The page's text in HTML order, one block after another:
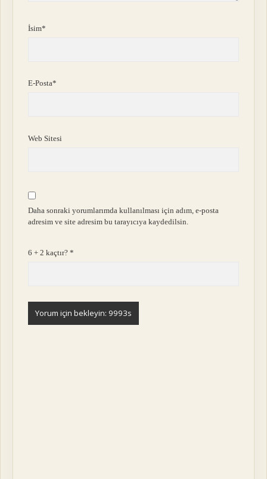
İsim*
E-Posta*
Web Sitesi
Daha sonraki yorumlarımda kullanılması için adım, e-posta
adresim ve site adresim bu tarayıcıya kaydedilsin.
6 + 2 kaçtır?*